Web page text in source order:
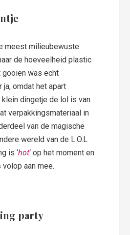
meest milieubewuste
de hoeveelheid plastic
was echt
ja, omdat het apart
klein dingetje de lol is van
verpakkingsmateriaal in
van de magische
wereld van de L.O.L
is ‘hot‘ op het moment en
aan mee.
party